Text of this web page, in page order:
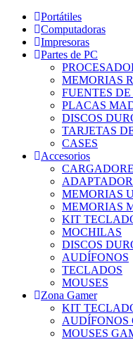
Portátiles
Computadoras
Impresoras
Partes de PC
MEMORIAS
FUENTES DE
PLACAS
DISCOS
TARJETAS
CASES
Accesorios
MEMORIAS
MEMORIAS
KIT
MOCHILAS
DISCOS
AUDÍFONOS
TECLADOS
MOUSES
Zona Gamer
KIT
AUDÍFONOS
MOUSES